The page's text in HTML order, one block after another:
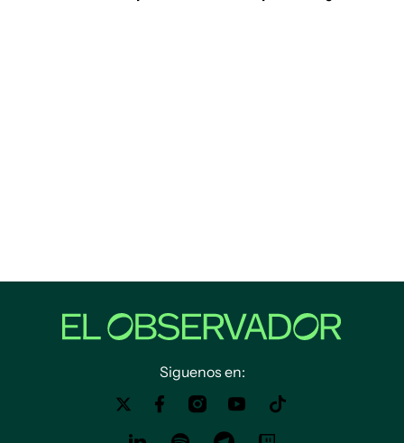
Siguenos en: